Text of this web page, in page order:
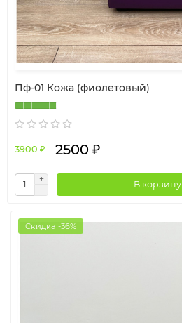
Пф-01 Кожа (фиолетовый)
3900 ₽ 2500 ₽
В корзину
Скидка -36%